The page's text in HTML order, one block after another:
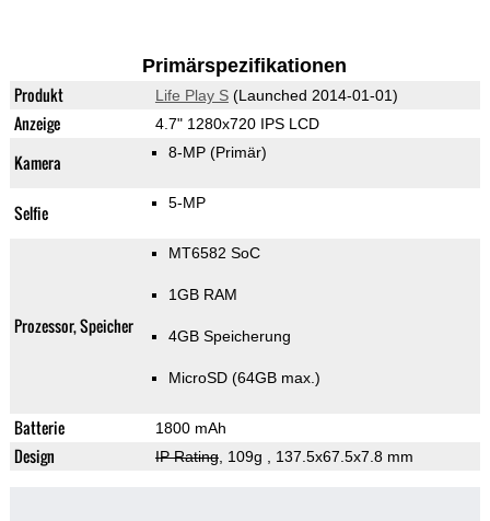
Primärspezifikationen
Produkt Life Play S(Launched 2014-01-01)
Anzeige 4.7" 1280x720 IPS LCD
Kamera 8-MP (Primär)
Selfie 5-MP
Prozessor, Speicher
MT6582 SoC
1GB RAM
4GB Speicherung
MicroSD (64GB max.)
Batterie 1800 mAh
Design IP Rating, 109g , 137.5x67.5x7.8 mm